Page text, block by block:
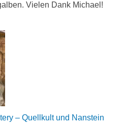
Vielen Dank Michael!
– Quellkult und Nanstein